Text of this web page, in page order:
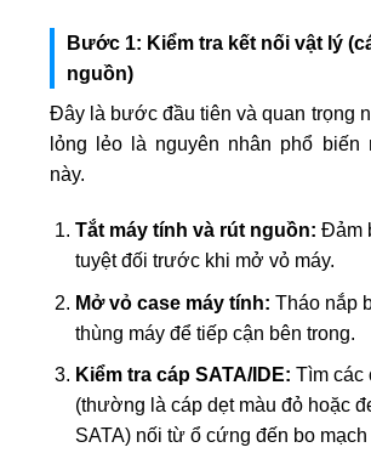
Bước 1: Kiểm tra kết nối vật lý
nguồn)
Đây là bước đầu tiên và quan trọng
lỏng lẻo là nguyên nhân phổ biến
này.
Tắt máy tính và rút nguồn: Đảm
tuyệt đối trước khi mở vỏ máy.
Mở vỏ case máy tính: Tháo nắp
thùng máy để tiếp cận bên trong.
Kiểm tra cáp SATA/IDE: Tìm các
(thường là cáp dẹt màu đỏ hoặc
SATA) nối từ ổ cứng đến bo mạch